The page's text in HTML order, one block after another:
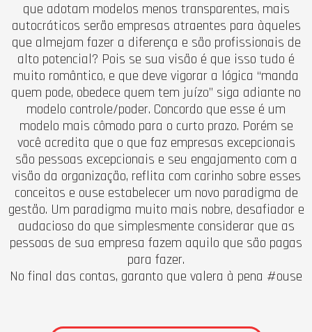
que adotam modelos menos transparentes, mais
autocráticos serão empresas atraentes para àqueles
que almejam fazer a diferença e são profissionais de
alto potencial? Pois se sua visão é que isso tudo é
muito romântico, e que deve vigorar a lógica “manda
quem pode, obedece quem tem juízo” siga adiante no
modelo controle/poder. Concordo que esse é um
modelo mais cômodo para o curto prazo. Porém se
você acredita que o que faz empresas excepcionais
são pessoas excepcionais e seu engajamento com a
visão da organização, reflita com carinho sobre esses
conceitos e ouse estabelecer um novo paradigma de
gestão. Um paradigma muito mais nobre, desafiador e
audacioso do que simplesmente considerar que as
pessoas de sua empresa fazem aquilo que são pagas
para fazer.
No final das contas, garanto que valera à pena #ouse